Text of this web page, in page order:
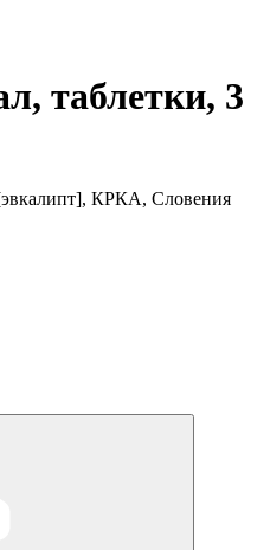
таблетки, 3
КРКА, Словения